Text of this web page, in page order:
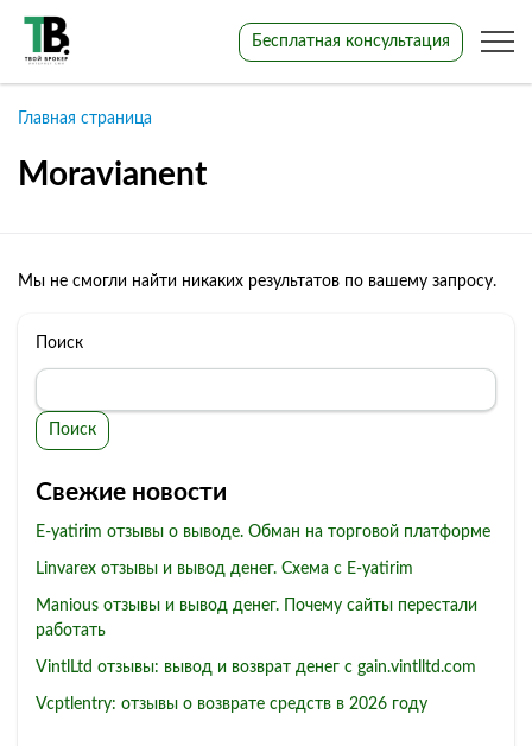
Бесплатная консультация
Главная страница
Moravianent
Мы не смогли найти никаких результатов по вашему запросу.
Поиск
Поиск
Свежие новости
E-yatirim отзывы о выводе. Обман на торговой платформе
Linvarex отзывы и вывод денег. Схема с E-yatirim
Manious отзывы и вывод денег. Почему сайты перестали
работать
VintlLtd отзывы: вывод и возврат денег с gain.vintlltd.com
Vcptlentry: отзывы о возврате средств в 2026 году